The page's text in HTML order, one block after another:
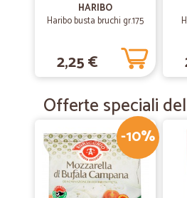
Rapidi e precisi
Rapidi e precisi! Grazie
Beata S.
Servizio molto buono
Servizio molto buono. Prodotti ben
Peccato, che per il pagamento in contanti,
il sovrapprezzo abbastanza alto.
HARIBO
Haribo busta bruchi gr.175
2,25 €
Offerte speciali
-10%